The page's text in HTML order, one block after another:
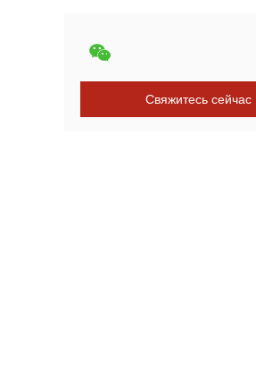
Свяжитесь сейчас